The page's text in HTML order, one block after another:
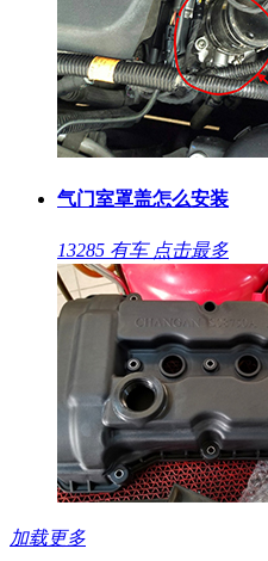
气门室罩盖怎么安装
13285 有车 点击最多
加载更多